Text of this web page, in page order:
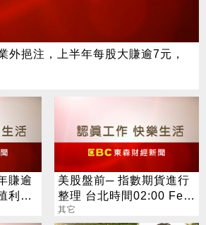
外挹注，上半年每股大賺逾7元，
賺逾
利率
攀
美股盤前─ 指數期貨進行
整理 台北時間02:00 Fed
將公布利率決議
其它